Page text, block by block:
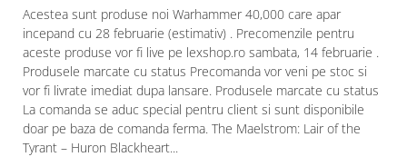
Puzzle 3 in 1
Puzzle 350 piese
Puzzle 275 piese
Puzzle 550 piese
Warhammer
Warhammer 40K
Acestea sunt produse noi Warhammer 40,000 care apar
incepand cu 28 februarie (estimativ) . Precomenzile pentru
aceste produse vor fi live pe lexshop.ro sambata, 14 februarie .
Produsele marcate cu status Precomanda vor veni pe stoc si
vor fi livrate imediat dupa lansare. Produsele marcate cu status
La comanda se aduc special pentru client si sunt disponibile
doar pe baza de comanda ferma. The Maelstrom: Lair of the
Tyrant – Huron Blackheart...